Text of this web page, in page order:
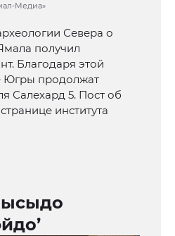
Медиа»
Севера о
получил
Благодаря этой
Югры продолжат
Салехард 5. Пост об
института